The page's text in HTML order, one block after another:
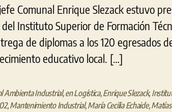
Comunal Enrique Slezack estuvo
Instituto Superior de Formación
de diplomas a los 120 egresados
educativo local. […]
Ambienta Industrial,en Logística,Enrique Slezack,
,Mantenimiento Industrial,María Cecilia Echaide,